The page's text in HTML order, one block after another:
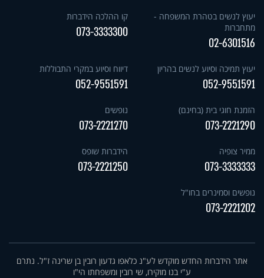
יעוץ לנשים בטהרת המשפחה -
מתחברות
02-6301516
קו ההלכה הידברות
073-3333300
יעוץ תמיכה וסיוע לנשים בהריון
052-9551591
דיווח וסיוע במקרי התבוללות
052-9551591
הזמנת חוגי בית (בחינם)
073-2221290
נופשים
073-2221270
ממיר צופיה
073-3333333
הידברות שופס
073-2221250
נופשים וסמינרים בחו"ל
073-2221202
אתר הידברות החדש מוקדש לע"נ כלאפו גדעון רובין בן שרינה ז"ל. נתרם
ע"י בנו מוקירו, שי רובין ומשפחתו הי"ו